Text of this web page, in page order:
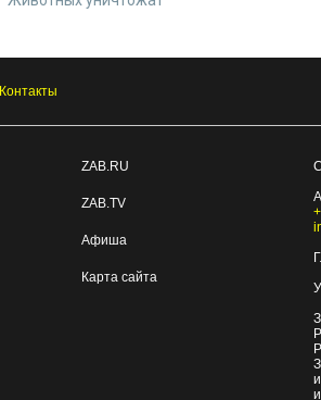
Контакты
ZAB.RU
ZAB.TV
Афиша
Карта сайта